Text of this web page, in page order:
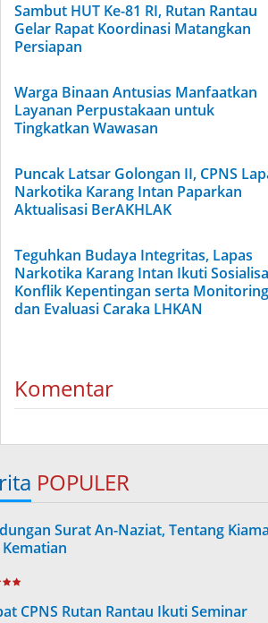
Sambut HUT Ke-81 RI, Rutan Rantau
Gelar Rapat Koordinasi Matangkan
Persiapan
Warga Binaan Antusias Manfaatkan
Layanan Perpustakaan untuk
Tingkatkan Wawasan
Puncak Latsar Golongan II, CPNS
Narkotika Karang Intan Paparkan
Aktualisasi BerAKHLAK
Teguhkan Budaya Integritas, Lapas
Narkotika Karang Intan Ikuti
Konflik Kepentingan serta Monitoring
dan Evaluasi Caraka LHKAN
Komentar
POPULER
Surat An-Naziat, Tentang
CPNS Rutan Rantau Ikuti Seminar